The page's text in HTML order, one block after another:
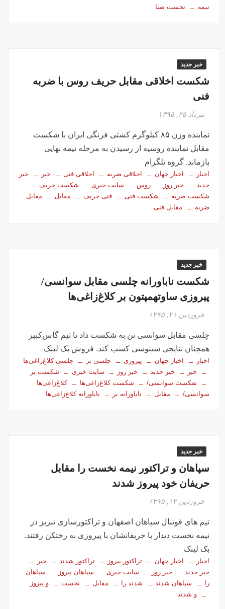
نیمه
نخست صبا
خبر جدید
شکست اخلاقی مقابل حریف روس با ضربه
فنی
مرداد ۲۵, ۱۳۹۵
نماینده وزن ۸۵ کیلوگرم کشتی فرنگی ایران با شکست
مقابل نماینده روسیه از رسیدن به مرحله نیمه نهایی
بازماند. گروه تلگرام
اخبار اخبار جهان اخلاقی ضربه اخلاقی فنی خبر
خبر
جدید
خبر روز روس سایت خبری
شکست حریف
شکست ضربه
شکست فنی فنی حریف مقابل
مقابل
ضربه
مقابل فنی
خبر جدید
شکست ناباورانه چلسی مقابل سوانسی/
پیروزی ساوتهمپتون بر کلاغ‌زاغی‌ها
فروردین ۲۱, ۱۳۹۵
چلسی مقابل سوانسی تن به شکست داد تا تیم گاس‌کبیر
همچنان نتایجی سینوسی کسب کند. فروش بک لینک
اخبار اخبار جهان پیروزی چلسی بر
چلسی کلاغ‌زاغی‌ها
خبر
خبر جدید خبر روز سایت خبری
شکست بر
شکست سوانسی/
شکست کلاغ‌زاغی‌ها
کلاغ‌زاغی‌ها
سوانسی/
مقابل ناباورانه بر ناباورانه کلاغ‌زاغی‌ها
خبر جدید
سپاهان و تراکتور نیمه نخست را مقابل
حریفان خود پیروز شدند
فروردین ۱۲, ۱۳۹۵
تیم های فوتبال سپاهان اصفهان و تراکتورسازی تبریز در
نیمه نخست دیدار با حریفانشان با پیروزی به رختکن رفتند.
بک لینک
اخبار اخبار جهان تراکتور پیروز تراکتور شدند
خبر
خبر جدید
خبر روز سایت خبری سپاهان پیروز
سپاهان
را
سپاهان شدند شدند را مقابل نخست
و پیروز
و شدند